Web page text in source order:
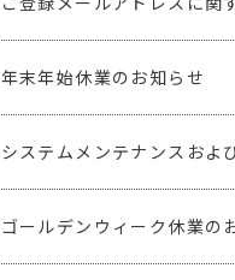
年末年始休業のお知らせ
システムメンテナンスおよ
ゴールデンウィーク休業の